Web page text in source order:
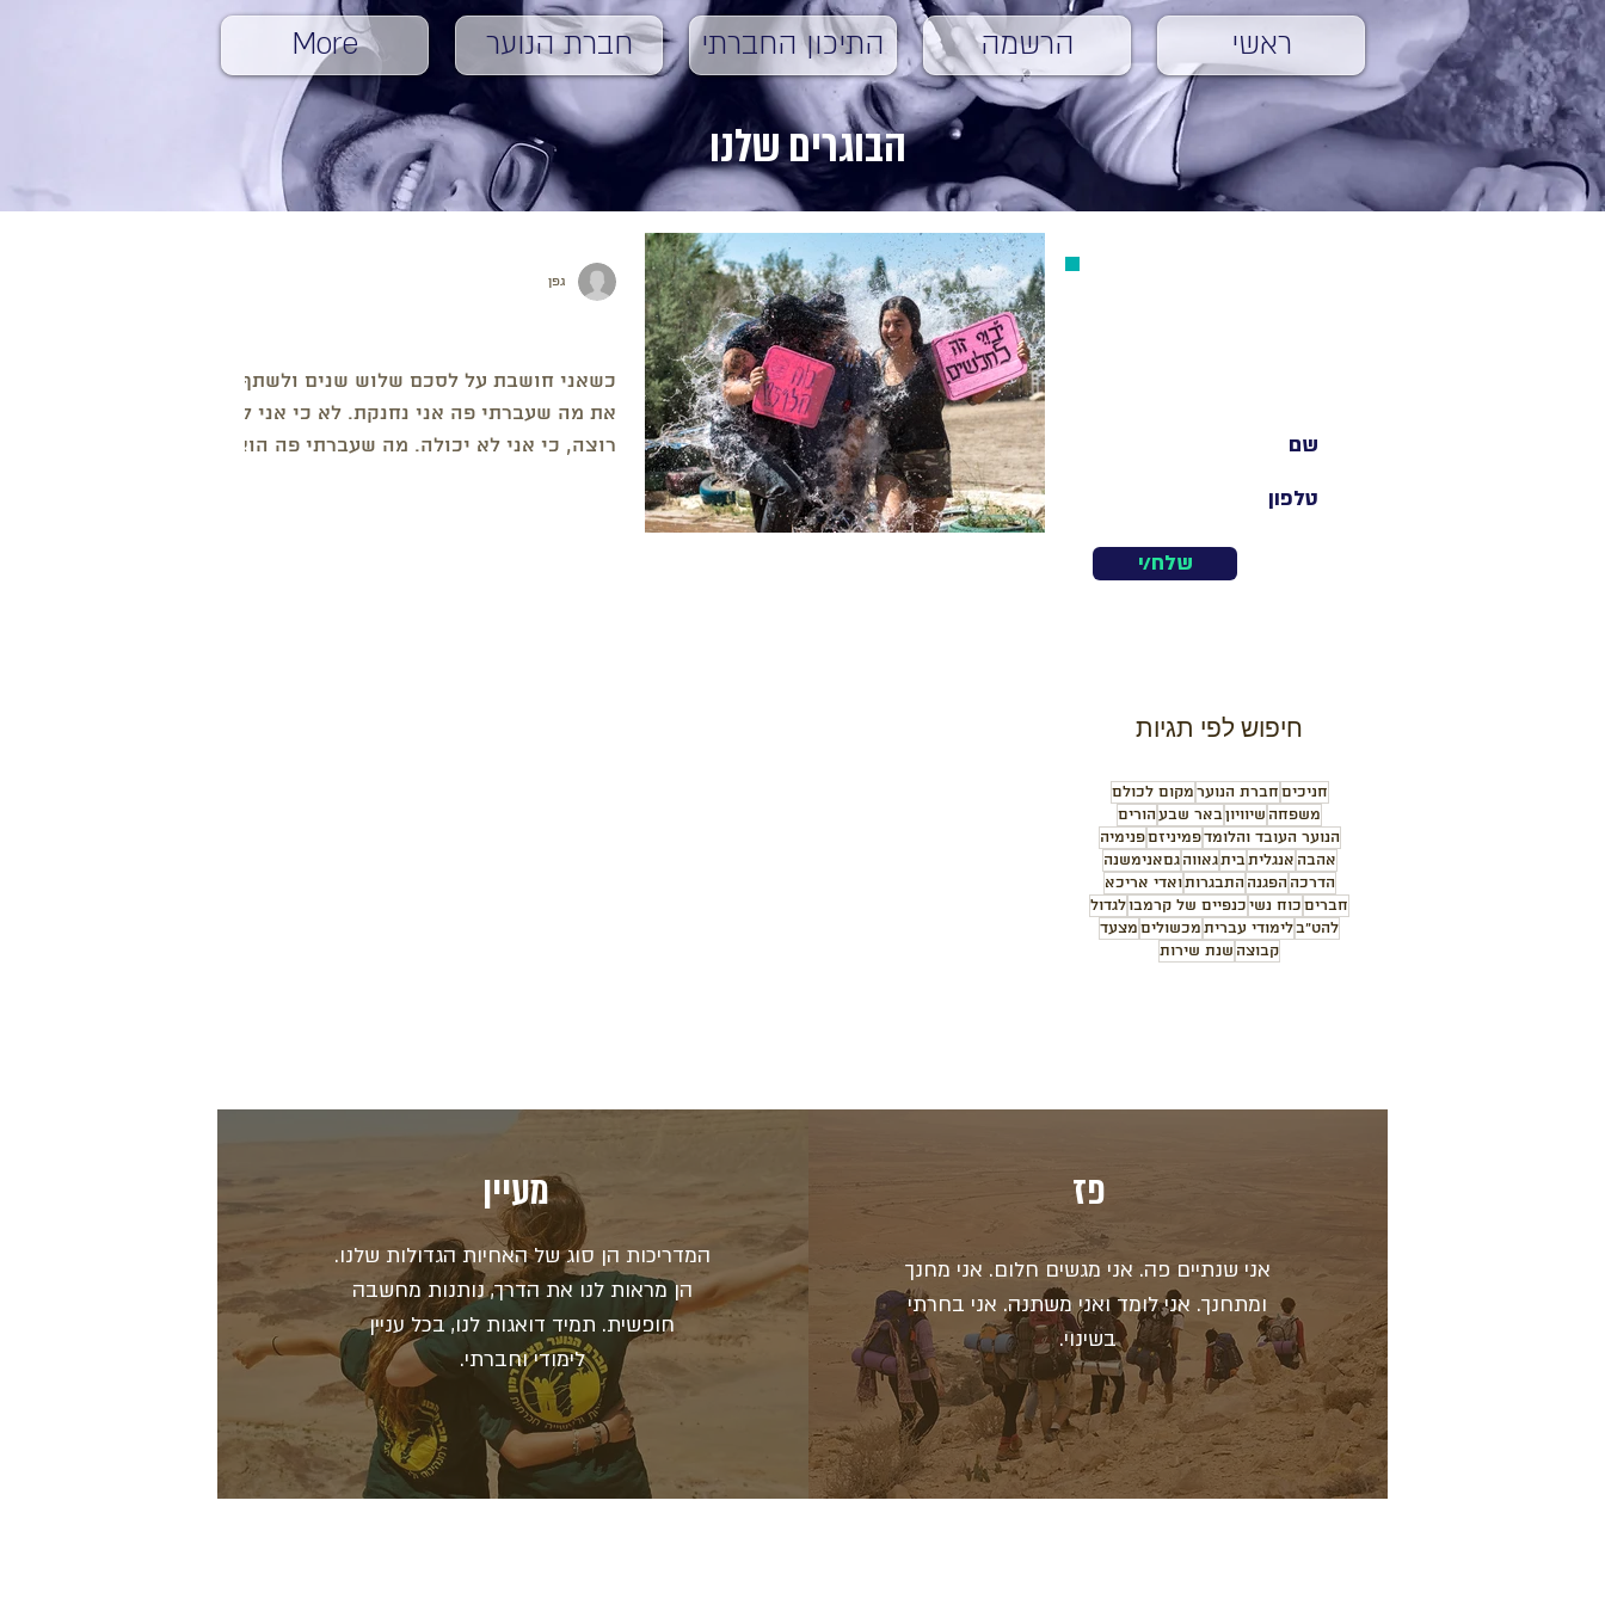
ראשי הרשמה התיכון החברתי חברת הנוער More
הבוגרים שלנו
כשאני חושבת על לסכם שלוש שנים ולשתף
את מה שעברתי פה אני נחנקת. לא כי אני לא
רוצה, כי אני לא יכולה. מה שעברתי פה הוא
גפן
שלח/י
חיפוש לפי תגיות
חניכיםחברת הנוערמקום לכולם
משפחה שיוויוןבאר שבעהורים
הנוער העובד והלומדפמיניזםפנימיה
אהבה אנגליתביתגאווה גםאנימשנה
הדרכה הפגנה התבגרותואדי אריכא
חבריםכוח נשיכנפיים של קרמבולגדול
להט"בלימודי עבריתמכשוליםמצעד
קבוצה שנת שירות
מעיין
המדריכות הן סוג של האחיות הגדולות שלנו.
הן מראות לנו את הדרך, נותנות מחשבה
חופשית. תמיד דואגות לנו, בכל עניין
לימודי וחברתי.
פז
אני שנתיים פה. אני מגשים חלום. אני מחנך
ומתחנך. אני לומד ואני משתנה. אני בחרתי
בשינוי.